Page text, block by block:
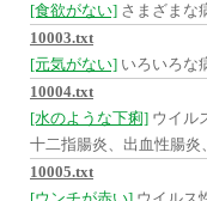
[食欲がない] さまざまな
10003.txt
[元気がない] いろいろな
10004.txt
[水のような下痢] ウイル
十二指腸炎、出血性腸炎
10005.txt